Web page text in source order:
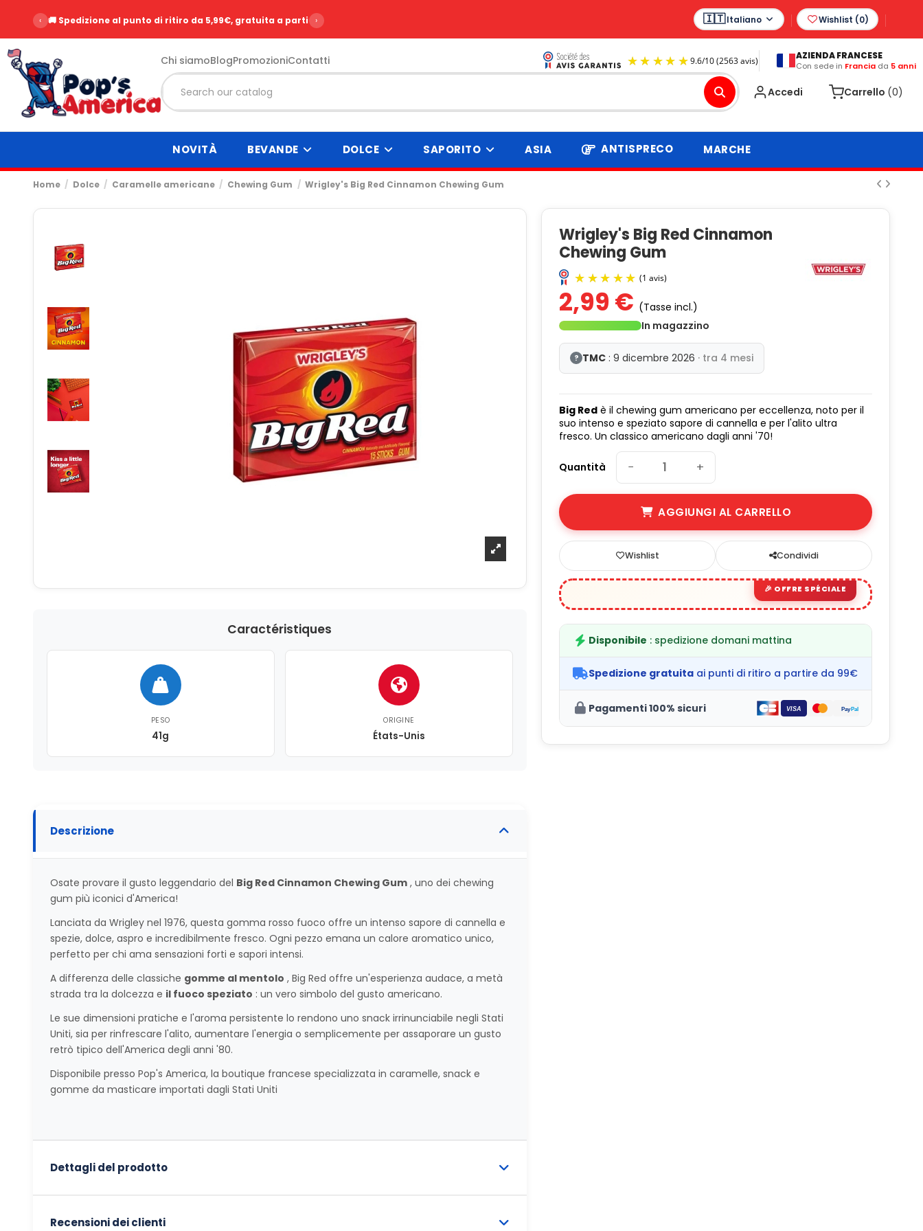
‹ 🚚 Spedizione al punto di ritiro da 5,99€, gratuita a partire da 99€
› Italiano Wishlist (0)
Chi siamoBlogPromozioniContatti
9.6/10 (2563 avis)
AZIENDA FRANCESE
Con sede in Franciada 5 anni
Accedi Carrello (0)
NOVITÀ BEVANDE DOLCE SAPORITO ASIA ANTISPRECO MARCHE
Home Dolce Caramelle americane Chewing Gum Wrigley's Big Red Cinnamon Chewing Gum
Caractéristiques
PESO
41g
ORIGINE
États-Unis
Descrizione
Osate provare il gusto leggendario del Big Red Cinnamon Chewing Gum, uno dei chewing
gum più iconici d'America!
Lanciata da Wrigley nel 1976, questa gomma rosso fuoco offre un intenso sapore di cannella e
spezie, dolce, aspro e incredibilmente fresco. Ogni pezzo emana un calore aromatico unico,
perfetto per chi ama sensazioni forti e sapori intensi.
A differenza delle classiche gomme al mentolo , Big Red offre un'esperienza audace, a metà
strada tra la dolcezza e il fuoco speziato : un vero simbolo del gusto americano.
Le sue dimensioni pratiche e l'aroma persistente lo rendono uno snack irrinunciabile negli Stati
Uniti, sia per rinfrescare l'alito, aumentare l'energia o semplicemente per assaporare un gusto
retrò tipico dell'America degli anni '80.
Disponibile presso Pop's America, la boutique francese specializzata in caramelle, snack e
gomme da masticare importati dagli Stati Uniti
Dettagli del prodotto
Recensioni dei clienti
Wrigley's Big Red Cinnamon
Chewing Gum
2,99 € (Tasse incl.)
In magazzino
? TMC : 9 dicembre 2026 · tra 4 mesi
Big Red è il chewing gum americano per eccellenza, noto per il
suo intenso e speziato sapore di cannella e per l'alito ultra
fresco. Un classico americano dagli anni '70!
Quantità − +
AGGIUNGI AL CARRELLO
Wishlist Condividi
Disponibile : spedizione domani mattina
Spedizione gratuita ai punti di ritiro a partire da 99€
Pagamenti 100% sicuri